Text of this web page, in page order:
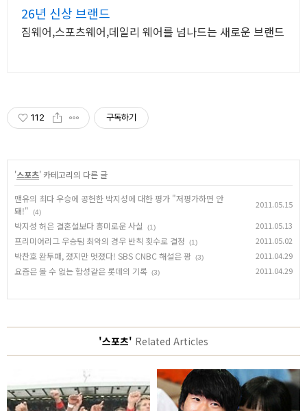
26년 신상 브랜드
짐웨어,스포츠웨어,데일리 웨어를 넘나드는 새로운 브랜드
112 구독하기
'스포츠' 카테고리의 다른 글
맨유의 최다 우승에 공헌한 박지성에 대한 평가 "저평가하면 안
돼!"
(4)
2011.05.15
박지성 허은 결혼설보다 흥미로운 사실 (1) 2011.05.13
프리미어리그 우승팀 최악의 경우 반칙 횟수로 결정 (1) 2011.05.02
박찬호 완투패, 졌지만 멋졌다! SBS CNBC 해설은 꽝 (3) 2011.04.29
요즘은 볼 수 없는 합성같은 롯데의 기록 (3) 2011.04.29
'스포츠' Related Articles